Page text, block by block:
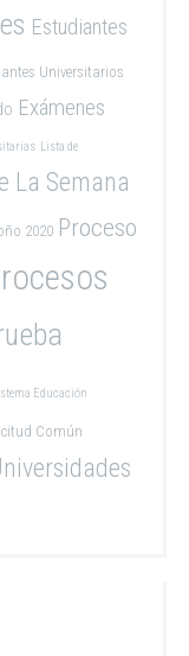
Estudiantes
Universitarios
Exámenes
Lista de
La Semana
2020 Proceso
Educación
Común